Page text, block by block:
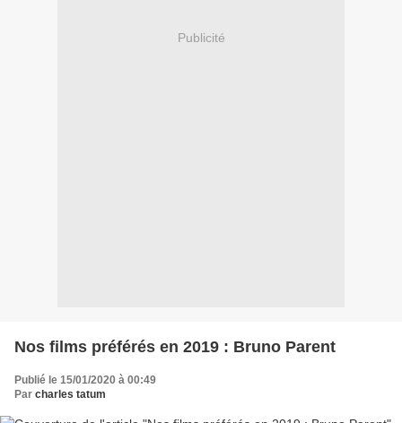
Publicité
Nos films préférés en 2019 : Bruno Parent
Publié le 15/01/2020 à 00:49
Par charles tatum